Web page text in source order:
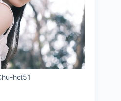
hot51